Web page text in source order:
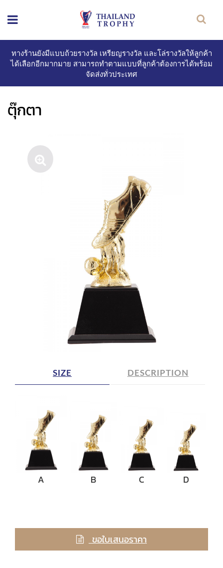
ทางร้านยังมีแบบถ้วยรางวัล เหรียญรางวัล และโล่รางวัลให้ลูกค้า
ได้เลือกอีกมากมาย สามารถทำตามแบบที่ลูกค้าต้องการได้พร้อม
จัดส่งทั่วประเทศ
ตุ๊กตา
SIZE DESCRIPTION
A B C D
ขอใบเสนอราคา